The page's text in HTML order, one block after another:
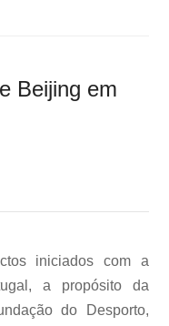
Beijing em
iniciados com a
a propósito da
do Desporto,